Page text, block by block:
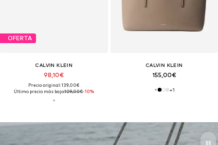
OFERTA
CALVIN KLEIN
98,10€
Precio original: 139,00€
Último precio más bajo:109,00€-10%
CALVIN KLEIN
155,00€
+1